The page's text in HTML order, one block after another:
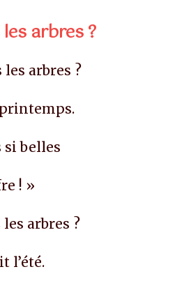
arbres ?
arbres ?
si belles
! »
arbres ?
l’été.